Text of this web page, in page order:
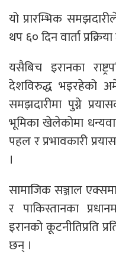
यो प्रारम्भिक
थप ६० दिन वार्ता
यसैबिच इरानका
देशविरुद्ध भइरहेको
समझदारीमा पुग्ने
भूमिका खेलेकोमा
पहल र प्रभावकारी
।
सामाजिक सञ्जाल
र पाकिस्तानका
इरानको कूटनीतिप्रति
छन् ।